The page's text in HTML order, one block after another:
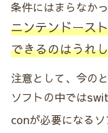
条件にはまらなか
ニンテンドース
できるのはうれ
注意として、今の
ソフトの中では
conが必要になるソ